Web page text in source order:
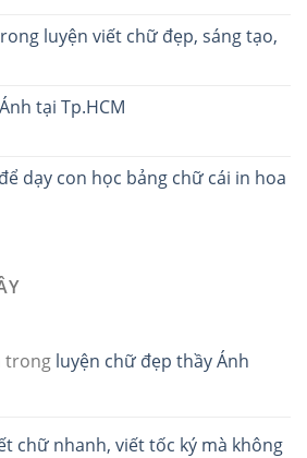
luyện viết chữ đẹp, sáng tạo,
tại Tp.HCM
dạy con học bảng chữ cái in hoa
trong luyện chữ đẹp thầy Ánh
chữ nhanh, viết tốc ký mà không